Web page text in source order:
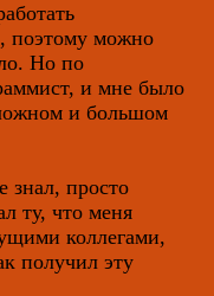
поэтому можно
Но по
и мне было
и большом
знал, просто
ту, что меня
коллегами,
получил эту